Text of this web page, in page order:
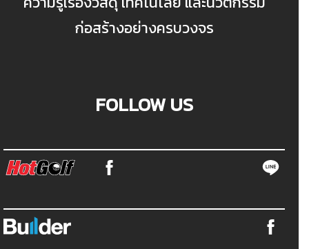
ก่อสร้างอย่างครบวงจร
FOLLOW US